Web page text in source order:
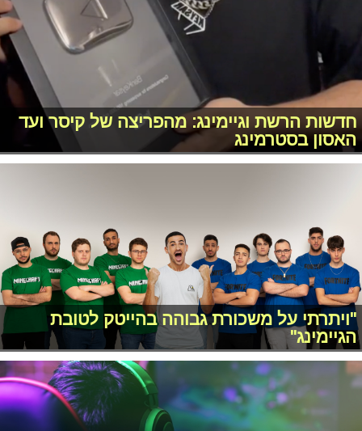
חדשות הרשת וגיימינג: מהפריצה של קיסר ועד
האסון בסטרמינג
"ויתרתי על משכורת גבוהה בהייטק לטובת
הגיימינג"